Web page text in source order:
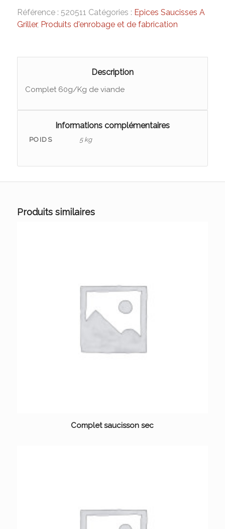
Référence : 520511 Catégories : Epices Saucisses A
Griller, Produits d'enrobage et de fabrication
Description
Complet 60g/Kg de viande
Informations complémentaires
POIDS 5 kg
Produits similaires
Complet saucisson sec